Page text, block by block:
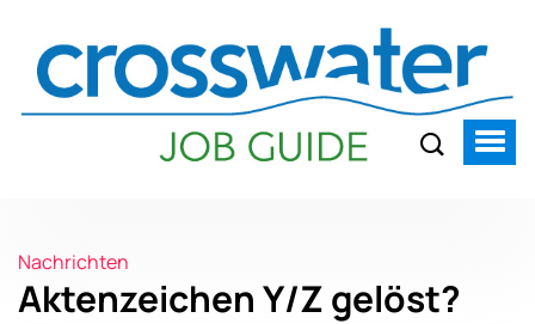
Nachrichten
Aktenzeichen Y/Z gelöst?